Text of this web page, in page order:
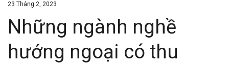
23 Tháng 2, 2023
Những ngành nghề
hướng ngoại có thu